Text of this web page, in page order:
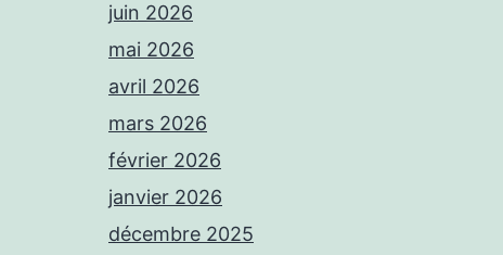
juin 2026
mai 2026
avril 2026
mars 2026
février 2026
janvier 2026
décembre 2025